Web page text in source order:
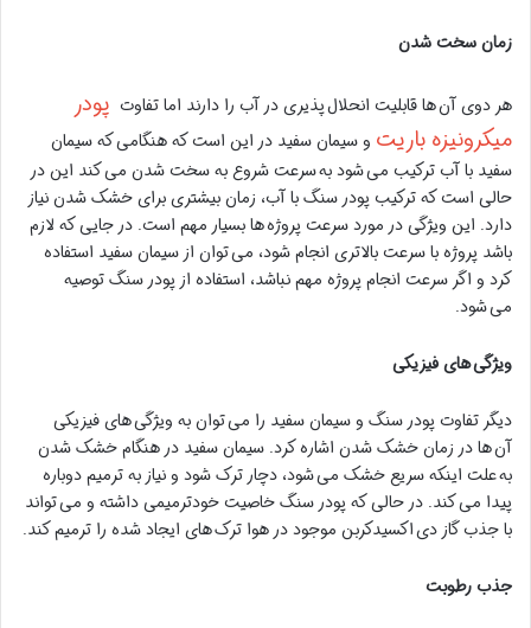
زمان سخت شدن
هر دوی آن ها قابلیت انحلال پذیری در آب را دارند اما تفاوت پودر
میکرونیزه باریت و سیمان سفید در این است که هنگامی که سیمان
سفید با آب ترکیب می شود به سرعت شروع به سخت شدن می کند این در
حالی است که ترکیب پودر سنگ با آب، زمان بیشتری برای خشک شدن نیاز
دارد. این ویژگی در مورد سرعت پروژه ها بسیار مهم است. در جایی که لازم
باشد پروژه با سرعت بالاتری انجام شود، می توان از سیمان سفید استفاده
کرد و اگر سرعت انجام پروژه مهم نباشد، استفاده از پودر سنگ توصیه
می شود.
ویژگیهای فیزیکی
دیگر تفاوت پودر سنگ و سیمان سفید را می توان به ویژگی های فیزیکی
آن ها در زمان خشک شدن اشاره کرد. سیمان سفید در هنگام خشک شدن
به علت اینکه سریع خشک می شود، دچار ترک شود و نیاز به ترمیم دوباره
پیدا می کند. در حالی که پودر سنگ خاصیت خودترمیمی داشته و می تواند
با جذب گاز دی اکسیدکربن موجود در هوا ترک های ایجاد شده را ترمیم کند.
جذب رطوبت